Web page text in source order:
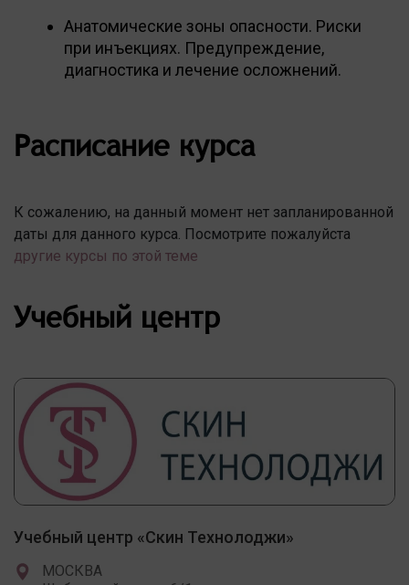
Анатомические зоны опасности. Риски
при инъекциях. Предупреждение,
диагностика и лечение осложнений.
Расписание курса
К сожалению, на данный момент нет запланированной
даты для данного курса. Посмотрите пожалуйста
другие курсы по этой теме
Учебный центр
Учебный центр «Скин Технолоджи»
МОСКВА